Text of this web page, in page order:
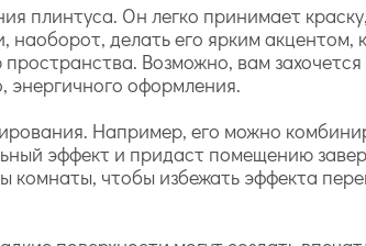
плинтуса. Он легко принимает
наоборот, делать его ярким
Возможно, вам
энергичного оформления.
Например, его можно
эффект и придаст помещению
чтобы избежать эффекта